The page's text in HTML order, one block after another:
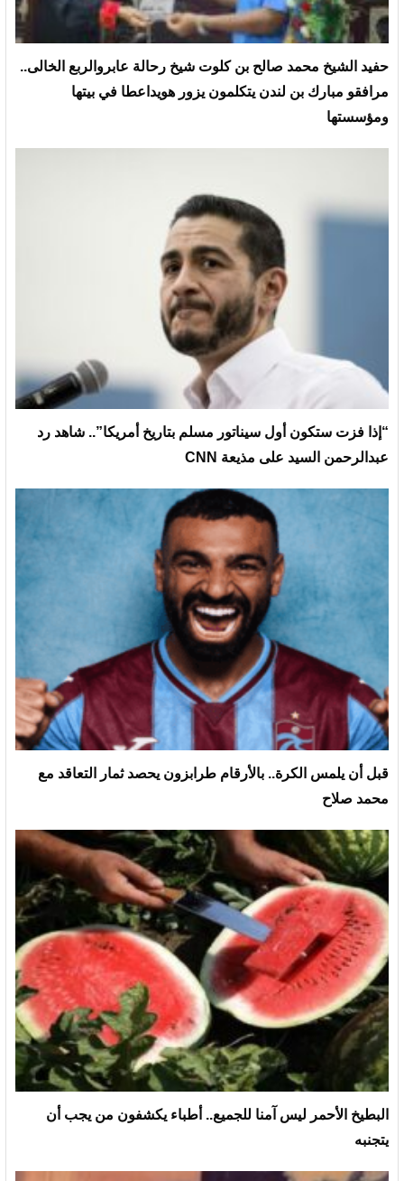
حفيد الشيخ محمد صالح بن كلوت شيخ رحالة عابروالربع الخالى..
مرافقو مبارك بن لندن يتكلمون يزور هويداعطا في بيتها
ومؤسستها
“إذا فزت ستكون أول سيناتور مسلم بتاريخ أمريكا”.. شاهد رد
عبدالرحمن السيد على مذيعة CNN
قبل أن يلمس الكرة.. بالأرقام طرابزون يحصد ثمار التعاقد مع
محمد صلاح
البطيخ الأحمر ليس آمنا للجميع.. أطباء يكشفون من يجب أن
يتجنبه